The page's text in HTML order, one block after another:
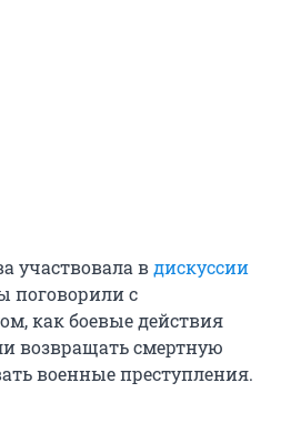
участвовала вдискуссии
поговорили с
как боевые действия
возвращать смертную
военные преступления.